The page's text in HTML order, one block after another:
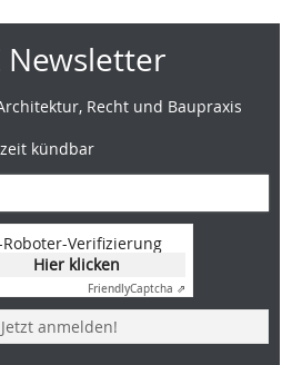
Newsletter
Recht und Baupraxis
kündbar
Verifizierung
Hier klicken
FriendlyCaptcha ⇗
anmelden!